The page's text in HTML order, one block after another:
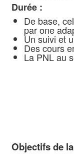
Durée :
De base,
par one
Un suivi et
Des cours
La PNL au
Objectifs de